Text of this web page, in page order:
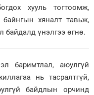
хууль тогтоомж,
хяналт тавьж,
үнэлгээ өгнө.
баримтлал, аюулгүй
нь тасралтгүй,
байдлын орчинд